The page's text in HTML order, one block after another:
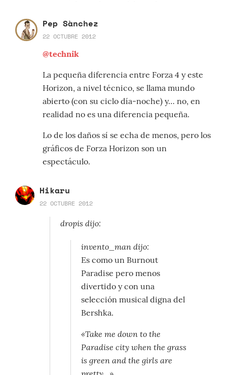
Pep Sànchez
22 OCTUBRE 2012
@technik
La pequeña diferencia entre Forza 4 y este
Horizon, a nivel técnico, se llama mundo
abierto (con su ciclo día-noche) y… no, en
realidad no es una diferencia pequeña.
Lo de los daños sí se echa de menos, pero los
gráficos de Forza Horizon son un
espectáculo.
Hikaru
22 OCTUBRE 2012
dropis dijo:
invento_man dijo:
Es como un Burnout
Paradise pero menos
divertido y con una
selección musical digna del
Bershka.
«Take me down to the
Paradise city when the grass
is green and the girls are